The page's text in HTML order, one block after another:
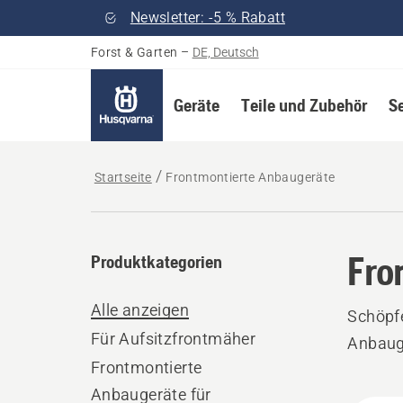
Newsletter: -5 % Rabatt
Forst & Garten – DE, Deutsch
Geräte Teile und Zubehör
Startseite Frontmontierte Anbaugeräte
Produktkategorien
Alle anzeigen
Für Aufsitzfrontmäher
Frontmontierte
Anbaugeräte für